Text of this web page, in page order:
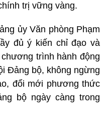
trị vững vàng.
ủy Văn phòng Phạm
đủ ý kiến chỉ đạo và
trình hành động
Đảng bộ, không ngừng
đổi mới phương thức
bộ ngày càng trong